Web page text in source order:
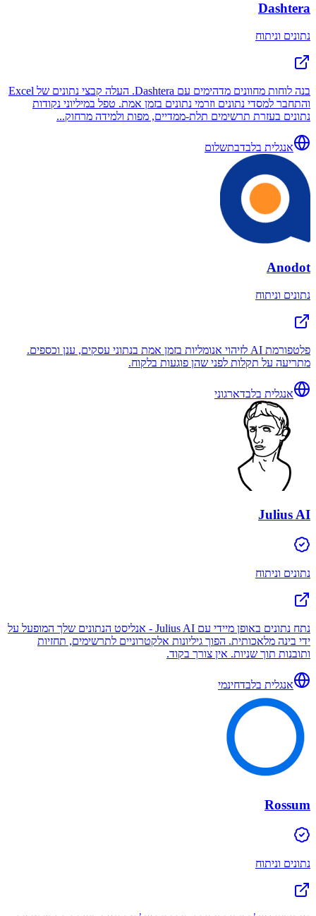
Dashtera
נתונים וניתוח
בנה לוחות מחוונים מדהימים עם Dashtera. העלה קבצי נתונים של Excel
והתחבר למסדי נתונים וזרמי נתונים בזמן אמת. טפל במיליוני נקודות
נתונים בעזרת תרשימים תלת-ממדיים, מפות ולמידה מרחוק...
אנגלית בלבדבתשלום
Anodot
נתונים וניתוח
פלטפורמת AI לזיהוי אנומליות בזמן אמת בנתוני עסקים, ענן וכספים.
מתריעה על תקלות לפני שהן פוגעות בלקוח.
אנגלית בלבדארגוני
Julius AI
נתונים וניתוח
נתח נתונים באופן מיידי עם Julius AI - אנליסט הנתונים שלך המופעל על
ידי בינה מלאכותית. הפוך גיליונות אלקטרוניים לתרשימים, תחזיות
ותובנות תוך שניות. אין צורך בקוד.
אנגלית בלבדחינמי
Rossum
נתונים וניתוח